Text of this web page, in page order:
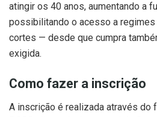
atingir os 40 anos, aumentando a
possibilitando o acesso a
cortes — desde que cumpra
exigida.
Como fazer a inscrição
A inscrição é realizada através do